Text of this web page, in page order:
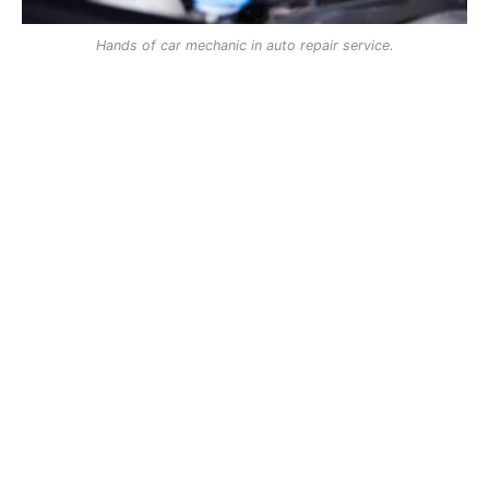
Hands of car mechanic in auto repair service.